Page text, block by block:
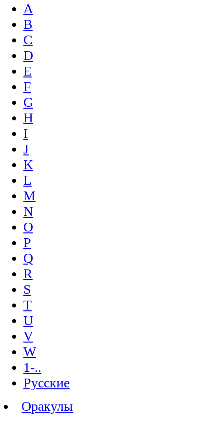
A
B
C
D
E
F
G
H
I
J
K
L
M
N
O
P
Q
R
S
T
U
V
W
1-..
Русские
Оракулы